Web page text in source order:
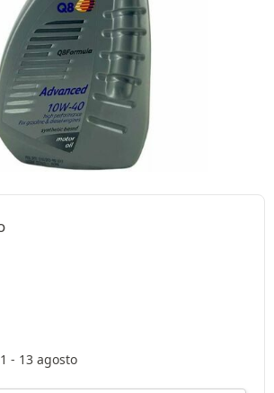
- 13 agosto